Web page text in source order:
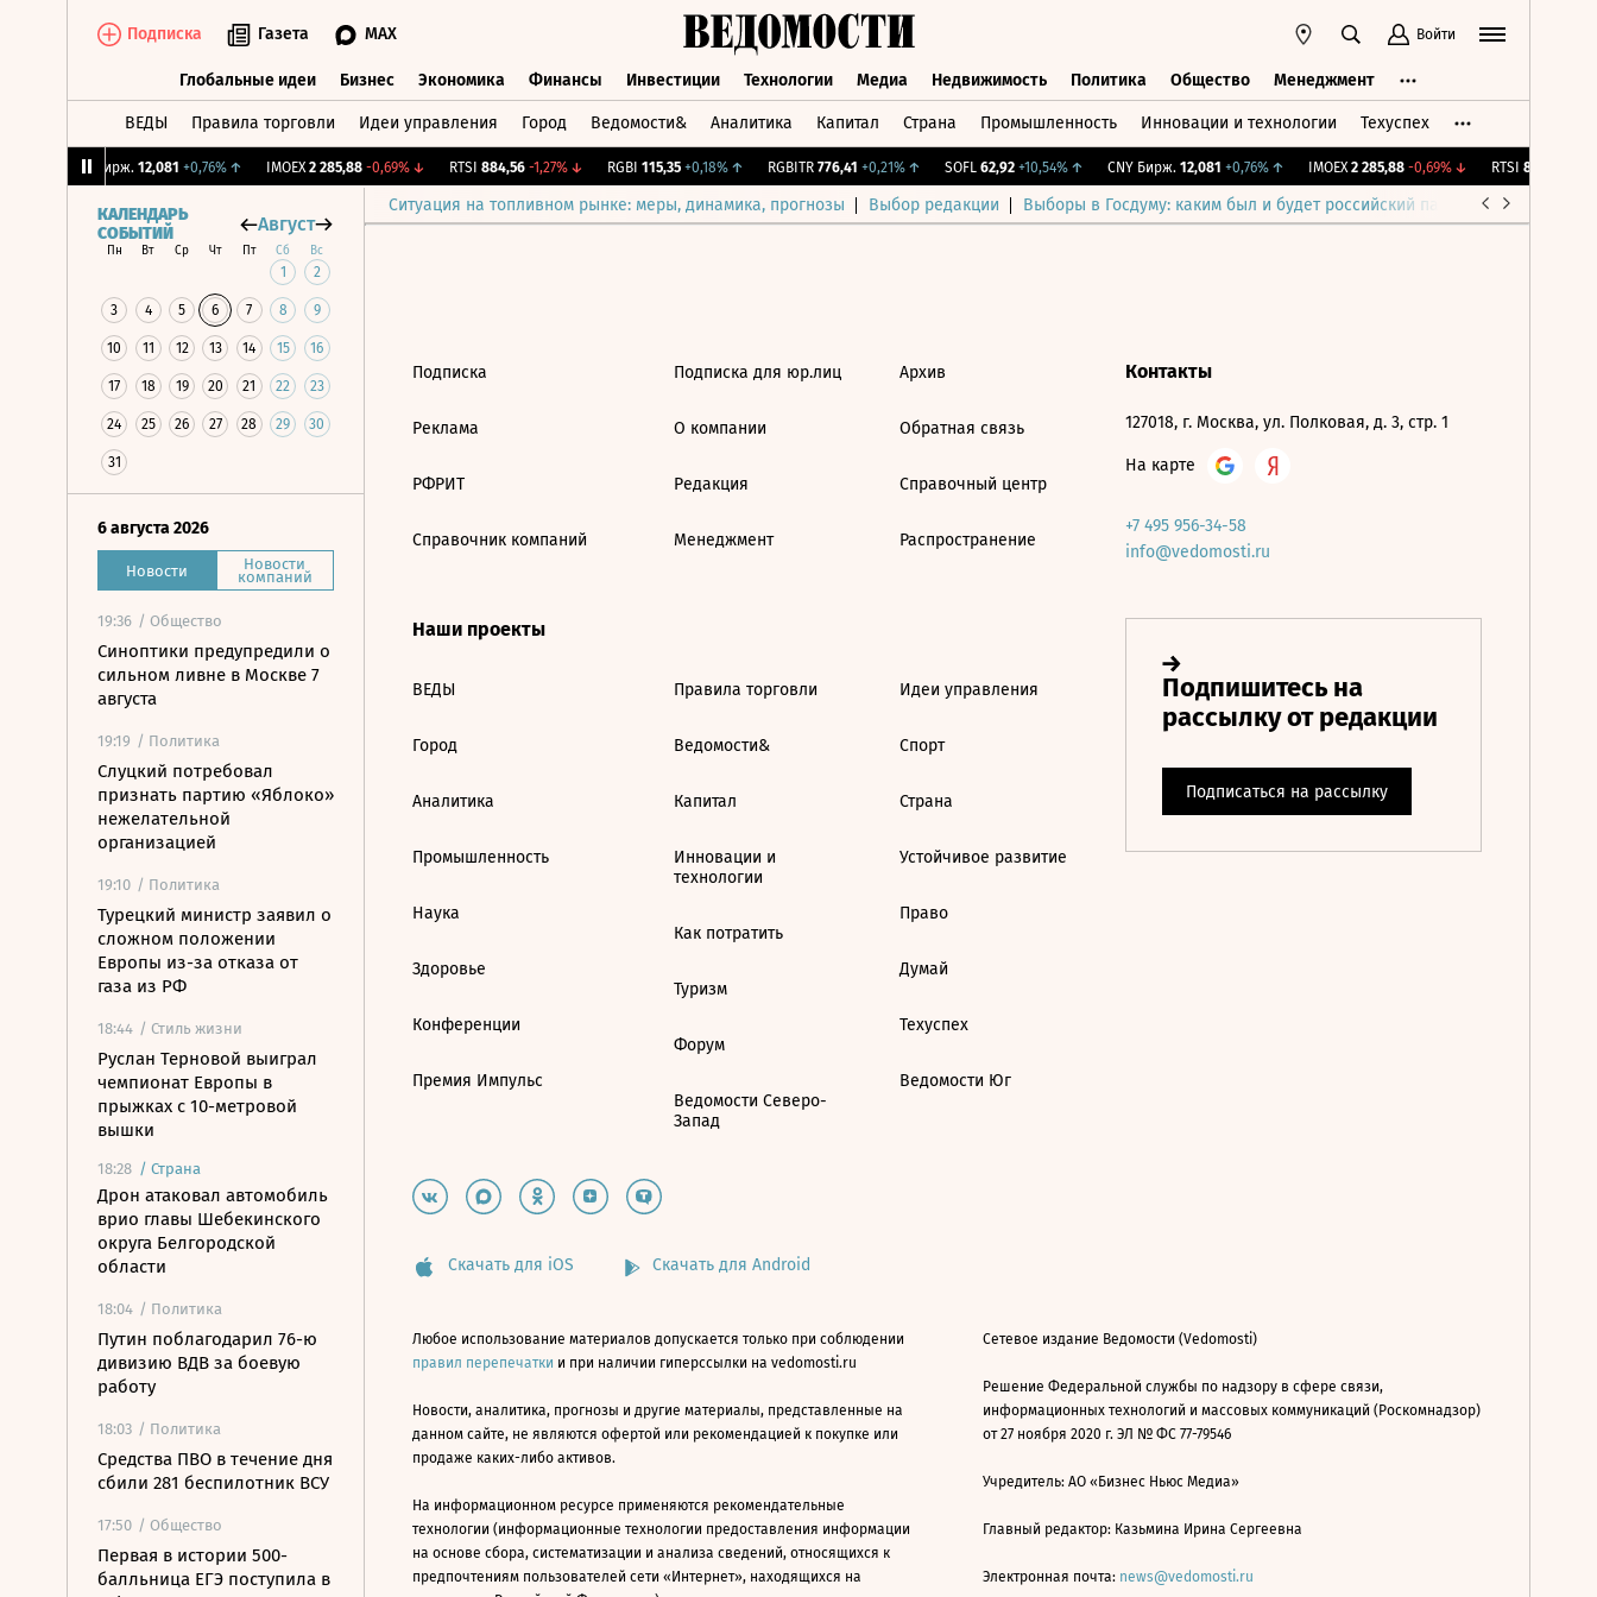
Подписка Газета MAX Войти
Глобальные идеи Бизнес Экономика Финансы Инвестиции Технологии Медиа Недвижимость Политика Общество Менеджмент
ВЕДЫ Правила торговли Идеи управления Город Ведомости& Аналитика Капитал Страна Промышленность Инновации и технологии Техуспех
CNY Бирж. 12,081 +0,76%↑ IMOEX 2 285,88 -0,69%↓ RTSI 884,56 -1,27%↓ RGBI 115,35 +0,18%↑ RGBITR 776,41 +0,21%↑ SOFL 62,92 +10,54%↑ CNY Бирж. 12,081 +0,76%↑ IMOEX 2 285,88 -0,69%↓ RTSI 884,56
Ситуация на топливном рынке: меры, динамика, прогнозы Выбор редакции Выборы в Госдуму: каким был и будет российский парламент
КАЛЕНДАРЬ
СОБЫТИЙ
Август
Пн Вт Ср Чт Пт Сб Вс
1 2
3 4 5 6 7 8 9
10 11 12 13 14 15 16
17 18 19 20 21 22 23
24 25 26 27 28 29 30
31
6 августа 2026
Новости Новости
компаний
19:36 / Общество
Синоптики предупредили о
сильном ливне в Москве 7
августа
19:19 / Политика
Слуцкий потребовал
признать партию «Яблоко»
нежелательной
организацией
19:10 / Политика
Турецкий министр заявил о
сложном положении
Европы из-за отказа от
газа из РФ
18:44 / Стиль жизни
Руслан Терновой выиграл
чемпионат Европы в
прыжках с 10-метровой
вышки
18:28 / Страна
Дрон атаковал автомобиль
врио главы Шебекинского
округа Белгородской
области
18:04 / Политика
Путин поблагодарил 76-ю
дивизию ВДВ за боевую
работу
18:03 / Политика
Средства ПВО в течение дня
сбили 281 беспилотник ВСУ
17:50 / Общество
Первая в истории 500-
балльница ЕГЭ поступила в
Подписка
Реклама
РФРИТ
Справочник компаний
Подписка для юр.лиц
О компании
Редакция
Менеджмент
Архив
Обратная связь
Справочный центр
Распространение
Наши проекты
ВЕДЫ
Город
Аналитика
Промышленность
Наука
Здоровье
Конференции
Премия Импульс
Правила торговли
Ведомости&
Капитал
Инновации и
технологии
Как потратить
Туризм
Форум
Ведомости Северо-
Запад
Идеи управления
Спорт
Страна
Устойчивое развитие
Право
Думай
Техуспех
Ведомости Юг
Контакты
127018, г. Москва, ул. Полковая, д. 3, стр. 1
На карте
+7 495 956-34-58
info@vedomosti.ru
Скачать для iOS Скачать для Android
Любое использование материалов допускается только при соблюдении
правил перепечатки и при наличии гиперссылки на vedomosti.ru
Новости, аналитика, прогнозы и другие материалы, представленные на
данном сайте, не являются офертой или рекомендацией к покупке или
продаже каких-либо активов.
На информационном ресурсе применяются рекомендательные
технологии (информационные технологии предоставления информации
на основе сбора, систематизации и анализа сведений, относящихся к
предпочтениям пользователей сети «Интернет», находящихся на
Сетевое издание Ведомости (Vedomosti)
Решение Федеральной службы по надзору в сфере связи,
информационных технологий и массовых коммуникаций (Роскомнадзор)
от 27 ноября 2020 г. ЭЛ № ФС 77-79546
Учредитель: АО «Бизнес Ньюс Медиа»
Главный редактор: Казьмина Ирина Сергеевна
Электронная почта: news@vedomosti.ru